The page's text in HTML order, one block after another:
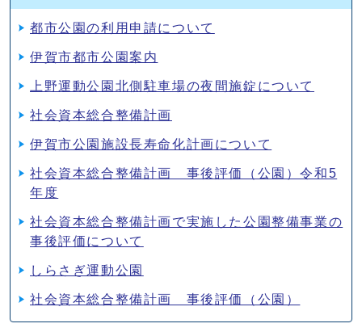
都市公園の利用申請について
伊賀市都市公園案内
上野運動公園北側駐車場の夜間施錠について
社会資本総合整備計画
伊賀市公園施設長寿命化計画について
社会資本総合整備計画 事後評価（公園）令和5
年度
社会資本総合整備計画で実施した公園整備事業の
事後評価について
しらさぎ運動公園
社会資本総合整備計画 事後評価（公園）